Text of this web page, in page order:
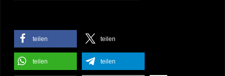
teilen teilen
teilen teilen